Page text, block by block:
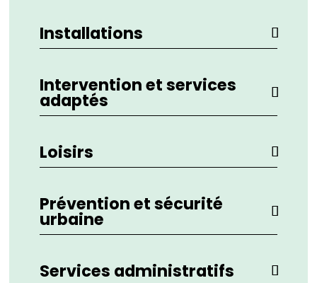
Installations
Intervention et services
adaptés
Loisirs
Prévention et sécurité
urbaine
Services administratifs